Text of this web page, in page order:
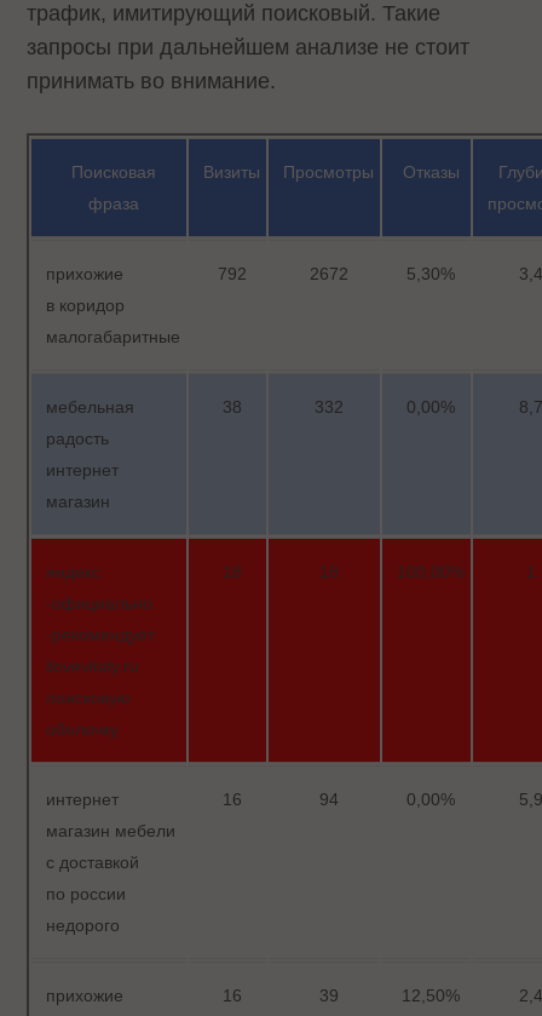
трафик, имитирующий поисковый. Такие
запросы при дальнейшем анализе не стоит
принимать во внимание.
Поисковая
фраза
Визиты Просмотры Отказы
прихожие
в коридор
малогабаритные
792 2672 5,30% 3,4
мебельная
радость
интернет
магазин
38 332 0,00% 8,7
яндекс
-официально
-рекомендует
ilovevitaly.ru
поисковую
оболочку
18 18 100,00% 1
интернет
магазин мебели
с доставкой
по россии
недорого
16 94 0,00% 5,9
прихожие
16 39 12,50% 2,4